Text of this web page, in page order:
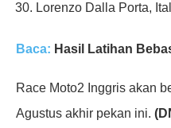
Lorenzo Dalla Porta,
Baca: Hasil Latihan
Race Moto2 Inggris akan
Agustus akhir pekan ini.